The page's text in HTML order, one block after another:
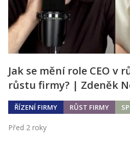
Jak se mění role CEO v
růstu firmy? | Zdeněk
ŘÍZENÍ FIRMY RŮST FIRMY
Před 2 roky